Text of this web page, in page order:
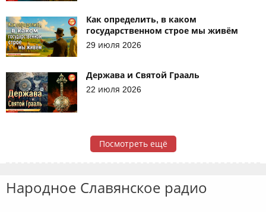
Как определить, в каком
государственном строе мы живём
29 июля 2026
Держава и Святой Грааль
22 июля 2026
Посмотреть ещё
Народное Славянское радио